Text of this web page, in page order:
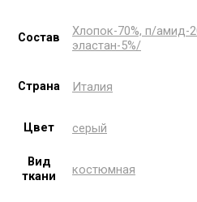
Состав
Хлопок-70%, п/амид-
эластан-5%/
Страна Италия
Цвет серый
Вид
ткани
костюмная